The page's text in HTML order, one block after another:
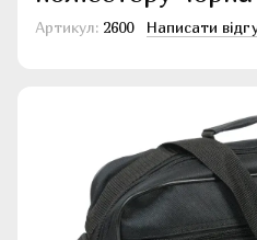
Артикул: 2600 Написати